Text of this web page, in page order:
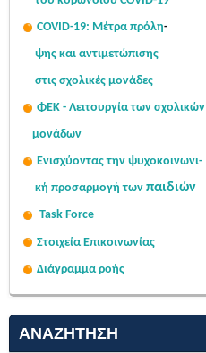
COVID-19: Μέτρα πρόλη-
ψης και αντιμετώπισης
στις σχολικές μονάδες
ΦΕΚ - Λειτουργία των σχολικών
μονάδων
Ενισχύοντας την ψυχοκοινωνι-
κή προσαρμογή των παιδιών
Task Force
Στοιχεία Επικοινωνίας
Διάγραμμα ροής
ΑΝΑΖΉΤΗΣΗ